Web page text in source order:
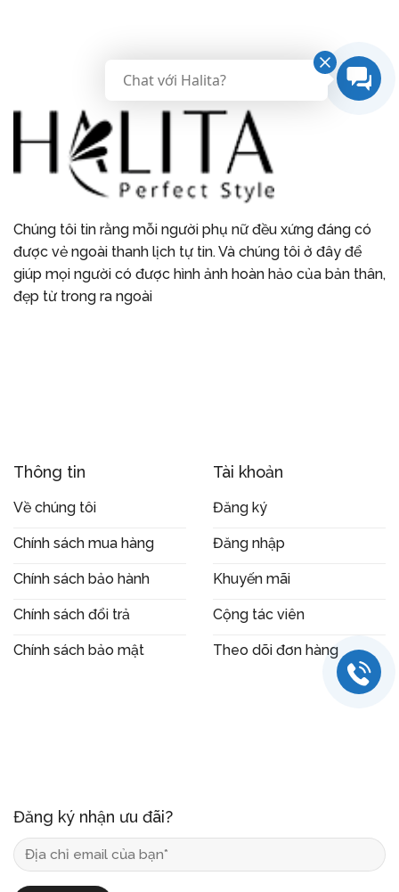
Chúng tôi tin rằng mỗi người phụ nữ đều xứng đáng có
được vẻ ngoài thanh lịch tự tin. Và chúng tôi ở đây để
giúp mọi người có được hình ảnh hoàn hảo của bản thân,
đẹp từ trong ra ngoài
Thông tin
Về chúng tôi
Chính sách mua hàng
Chính sách bảo hành
Chính sách đổi trả
Chính sách bảo mật
Tài khoản
Đăng ký
Đăng nhập
Khuyến mãi
Cộng tác viên
Theo dõi đơn hàng
Đăng ký nhận ưu đãi?
Chat với Halita?